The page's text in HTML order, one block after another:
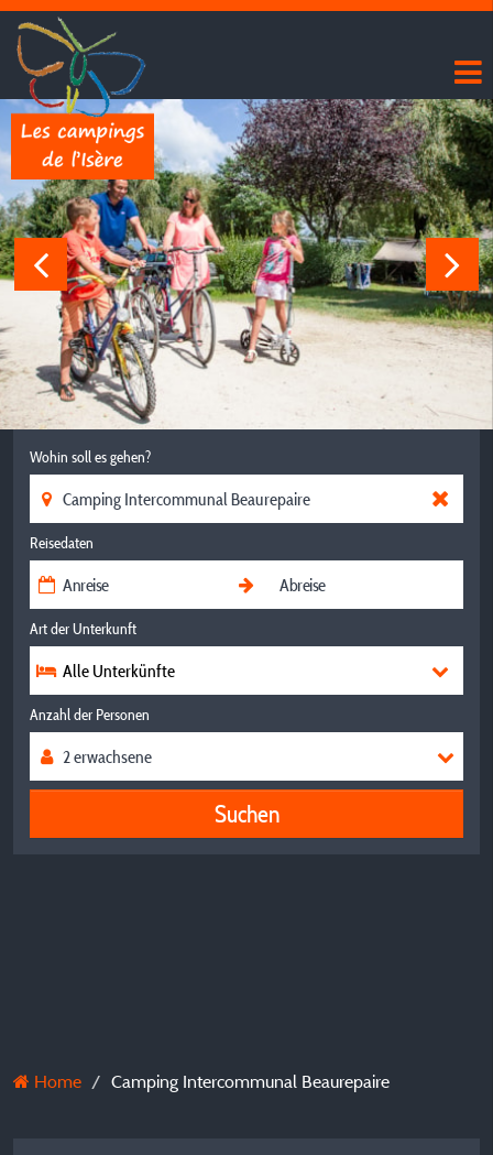
Wohin soll es gehen?
Reisedaten
Art der Unterkunft
Alle Unterkünfte
Anzahl der Personen
Suchen
Home Camping Intercommunal Beaurepaire